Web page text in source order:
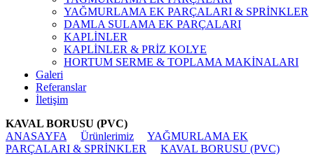
YAĞMURLAMA EK PARÇALARI & SPRİNKLER
DAMLA SULAMA EK PARÇALARI
KAPLİNLER
KAPLİNLER & PRİZ KOLYE
HORTUM SERME & TOPLAMA MAKİNALARI
Galeri
Referanslar
İletişim
KAVAL BORUSU (PVC)
ANASAYFA
Ürünlerimiz
YAĞMURLAMA EK
PARÇALARI & SPRİNKLER
KAVAL BORUSU (PVC)